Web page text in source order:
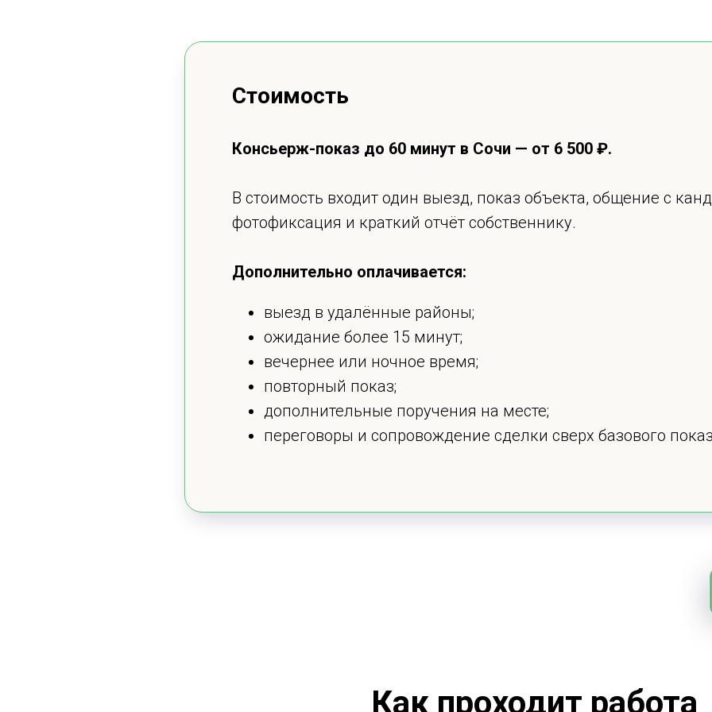
Стоимость
Консьерж-показ до 60 минут в Сочи — от 6 500 ₽.
В стоимость входит один выезд, показ объекта, общение с
фотофиксация и краткий отчёт собственнику.
Дополнительно оплачивается:
выезд в удалённые районы;
ожидание более 15 минут;
вечернее или ночное время;
повторный показ;
дополнительные поручения на месте;
переговоры и сопровождение сделки сверх базового
Как проходит работа